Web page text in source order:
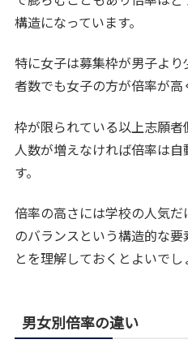
構造になっています。
特に女子は募集枠が男子よ
者数でも女子の方が倍率が高
枠が限られている以上志願
人数が増えなければ倍率は
す。
倍率の高さには学校の人気
のバランスという構造的な
とを理解しておくとよいでし
男女別倍率の違い